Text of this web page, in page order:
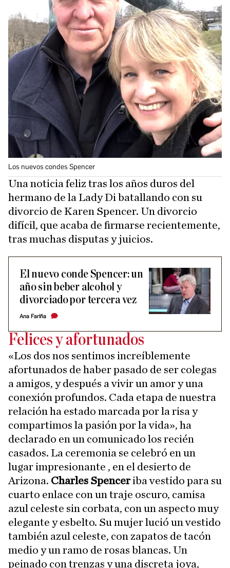
Los nuevos condes Spencer
Una noticia feliz tras los años duros del
hermano de la Lady Di batallando con su
divorcio de Karen Spencer. Un divorcio
difícil, que acaba de firmarse recientemente,
tras muchas disputas y juicios.
El nuevo conde Spencer: un
año sin beber alcohol y
divorciado por tercera vez
Ana Fariña
Felices y afortunados
«Los dos nos sentimos increíblemente
afortunados de haber pasado de ser colegas
a amigos, y después a vivir un amor y una
conexión profundos. Cada etapa de nuestra
relación ha estado marcada por la risa y
compartimos la pasión por la vida», ha
declarado en un comunicado los recién
casados. La ceremonia se celebró en un
lugar impresionante , en el desierto de
Arizona. Charles Spenceriba vestido para su
cuarto enlace con un traje oscuro, camisa
azul celeste sin corbata, con un aspecto muy
elegante y esbelto. Su mujer lució un vestido
también azul celeste, con zapatos de tacón
medio y un ramo de rosas blancas. Un
peinado con trenzas y una discreta joya,